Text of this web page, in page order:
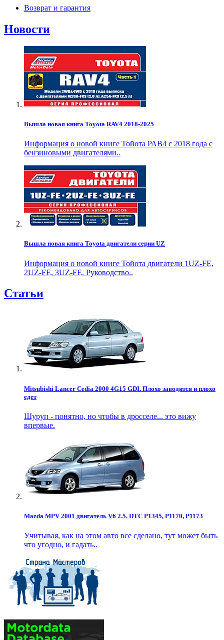
Возврат и гарантия
Новости
Вышла новая книга Toyota RAV4 2018-2025
Информация о новой книге Тойота РАВ4 с 2018 года с
бензиновыми двигателями..
Вышла новая книга Toyota двигатели серии UZ
Информация о новой книге Тойота двигатели 1UZ-FE,
2UZ-FE, 3UZ-FE. Руководство..
Статьи
Mitsubishi Lancer Cedia 2000 4G15 GDI. Плохо заводится и плохо
едет
Шуруп - понятно, но чтобы в дросселе... это вижу
впервые.
Mazda MPV 2001 двигатель V6 2.5. DTC P1345, P1170, P1173
Учитывая, как на этом авто все сделано, тут может быть
что угодно, и гадать..